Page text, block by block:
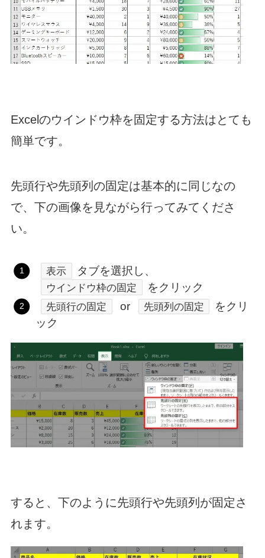
Excelのウインドウ枠を固定する方法はとても
簡単です。
先頭行や先頭列の固定は基本的に同じなの
で、下の画像を見ながら行ってみてくださ
い。
表示 タブを選択し、
ウインドウ枠の固定 をクリック
先頭行の固定 or 先頭列の固定
をクリ
ック
すると、下のように先頭行や先頭列が固定さ
れます。